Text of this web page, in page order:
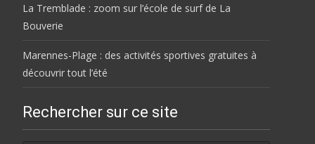
La Tremblade : zoom sur l’école de surf de La
Bouverie
Marennes-Plage : des activités sportives gratuites à
découvrir tout l’été
Rechercher sur ce site